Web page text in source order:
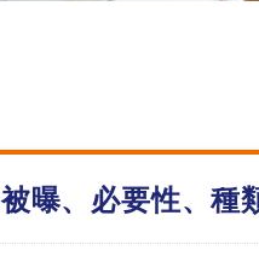
曝、必要性、種